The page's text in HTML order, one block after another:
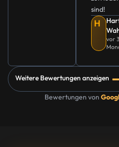
sind!
H
vor 3
Weitere Bewertungen anzeigen
Bewertungen von